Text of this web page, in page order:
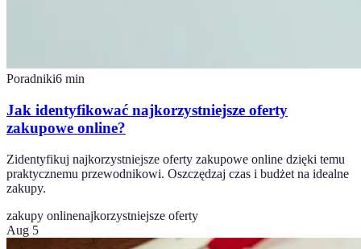
Poradniki6 min
Jak identyfikować najkorzystniejsze oferty
zakupowe online?
Zidentyfikuj najkorzystniejsze oferty zakupowe online dzięki temu
praktycznemu przewodnikowi. Oszczędzaj czas i budżet na idealne
zakupy.
zakupy onlinenajkorzystniejsze oferty
Aug 5